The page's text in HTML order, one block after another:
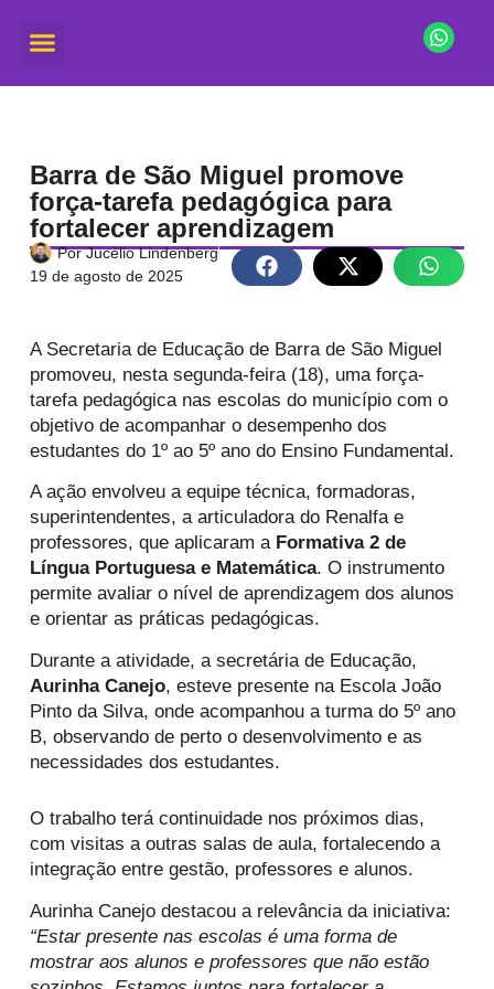
Barra de São Miguel promove
força-tarefa pedagógica para
fortalecer aprendizagem
PorJucélio Lindenberg
19 de agosto de 2025
A Secretaria de Educação de Barra de São Miguel
promoveu, nesta segunda-feira (18), uma força-
tarefa pedagógica nas escolas do município com o
objetivo de acompanhar o desempenho dos
estudantes do 1º ao 5º ano do Ensino Fundamental.
A ação envolveu a equipe técnica, formadoras,
superintendentes, a articuladora do Renalfa e
professores, que aplicaram a Formativa 2 de
Língua Portuguesa e Matemática. O instrumento
permite avaliar o nível de aprendizagem dos alunos
e orientar as práticas pedagógicas.
Durante a atividade, a secretária de Educação,
Aurinha Canejo, esteve presente na Escola João
Pinto da Silva, onde acompanhou a turma do 5º ano
B, observando de perto o desenvolvimento e as
necessidades dos estudantes.
O trabalho terá continuidade nos próximos dias,
com visitas a outras salas de aula, fortalecendo a
integração entre gestão, professores e alunos.
Aurinha Canejo destacou a relevância da iniciativa:
“Estar presente nas escolas é uma forma de
mostrar aos alunos e professores que não estão